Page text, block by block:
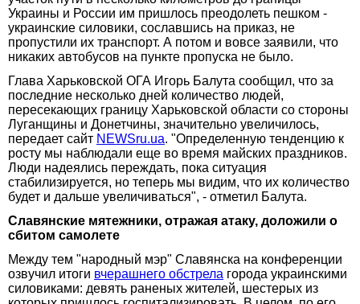
Украины и России им пришлось преодолеть пешком -
украинские силовики, сославшись на приказ, не
пропустили их транспорт. А потом и вовсе заявили, что
никаких автобусов на пункте пропуска не было.
Глава Харьковской ОГА Игорь Балута сообщил, что за
последние несколько дней количество людей,
пересекающих границу Харьковской области со стороны
Луганщины и Донетчины, значительно увеличилось,
передает сайт NEWSru.ua. "Определенную тенденцию к
росту мы наблюдали еще во время майских праздников.
Люди надеялись переждать, пока ситуация
стабилизируется, но теперь мы видим, что их количество
будет и дальше увеличиваться", - отметил Балута.
Славянские мятежники, отражая атаку, доложили о
сбитом самолете
Между тем "народный мэр" Славянска на конференции
озвучил итоги вчерашнего обстрела города украинскими
силовиками: девять раненых жителей, шестерых из